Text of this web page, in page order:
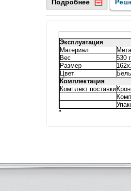
Подробнее
Эксплуатация
Материал
Вес
530 г
Размер
Цвет
Комплектация
Комплект поставки
"